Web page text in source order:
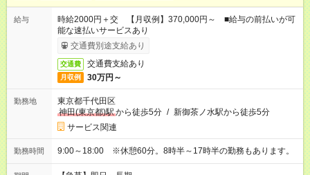
給与
時給2000円＋交 【月収例】370,000円～ ■給与の前払いが可
能な速払いサービスあり
交通費別途支給あり
交通費 交通費支給あり
月収例 30万円～
勤務地
東京都千代田区
神田(東京都)駅から徒歩5分 / 新御茶ノ水駅から徒歩5分
サービス関連
勤務時間 9:00～18:00 ※休憩60分。8時半～17時半の勤務もあります。